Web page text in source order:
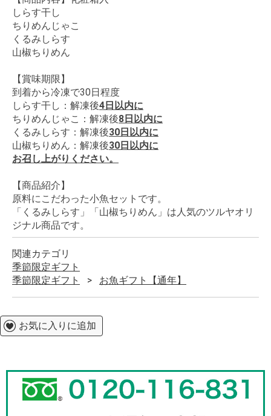
しらす干し
ちりめんじゃこ
くるみしらす
山椒ちりめん
【賞味期限】
到着から冷凍で30日程度
しらす干し：解凍後4日以内に
ちりめんじゃこ：解凍後8日以内に
くるみしらす：解凍後30日以内に
山椒ちりめん：解凍後30日以内に
お召し上がりください。
【商品紹介】
原料にこだわった小魚セットです。
「くるみしらす」「山椒ちりめん」は人気のツルヤオリ
ジナル商品です。
関連カテゴリ
季節限定ギフト
季節限定ギフト
お魚ギフト【通年】
お気に入りに追加